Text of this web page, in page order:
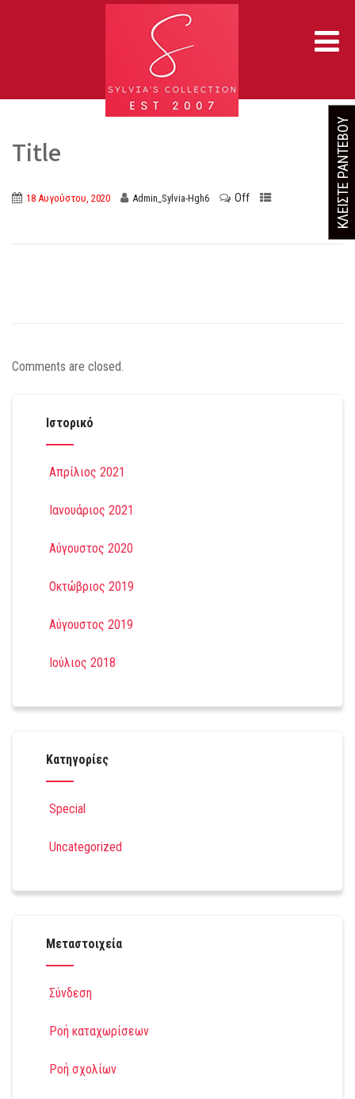
Title
18 Αυγούστου, 2020 Admin_Sylvia-Hgh6 Off
Comments are closed.
Ιστορικό
Απρίλιος 2021
Ιανουάριος 2021
Αύγουστος 2020
Οκτώβριος 2019
Αύγουστος 2019
Ιούλιος 2018
Kατηγορίες
Special
Uncategorized
Μεταστοιχεία
Σύνδεση
Ροή καταχωρίσεων
Ροή σχολίων
ΚΛΕΙΣΤΕ ΡΑΝΤΕΒΟΥ